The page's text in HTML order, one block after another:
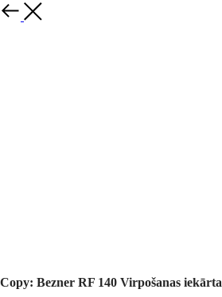
Back
Copy: Bezner RF 140 Virpošanas iekārta